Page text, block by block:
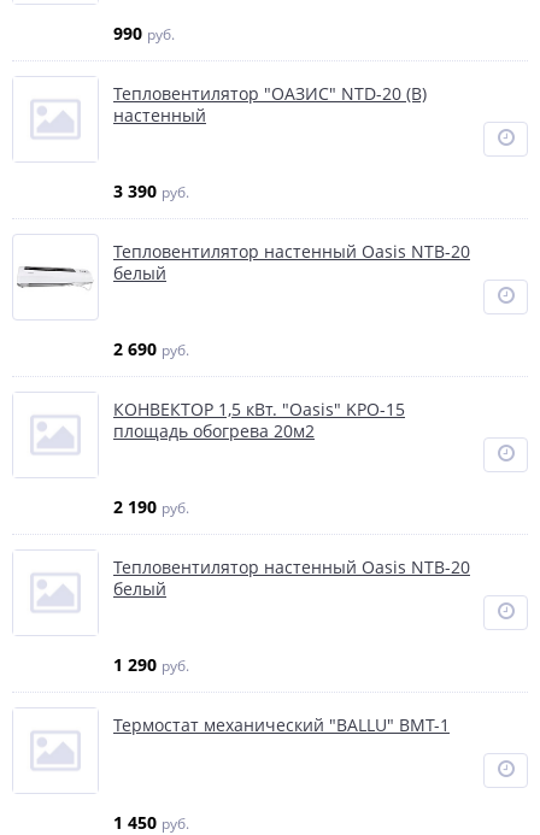
990 руб.
Тепловентилятор "ОАЗИС" NTD-20 (В)
настенный
3 390 руб.
Тепловентилятор настенный Oasis NTB-20
белый
2 690 руб.
КОНВЕКТОР 1,5 кВт. "Oasis" KPO-15
площадь обогрева 20м2
2 190 руб.
Тепловентилятор настенный Oasis NTB-20
белый
1 290 руб.
Термостат механический "BALLU" BMT-1
1 450 руб.